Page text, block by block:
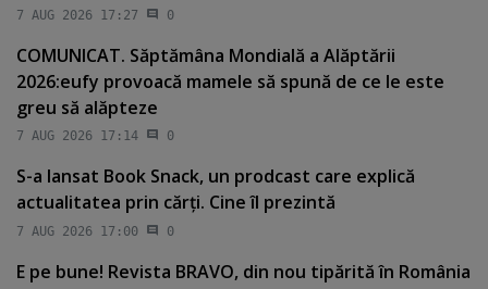
7 AUG 2026 17:27 0
COMUNICAT. Săptămâna Mondială a Alăptării
2026:eufy provoacă mamele să spună de ce le este
greu să alăpteze
7 AUG 2026 17:14 0
S-a lansat Book Snack, un prodcast care explică
actualitatea prin cărţi. Cine îl prezintă
7 AUG 2026 17:00 0
E pe bune! Revista BRAVO, din nou tipărită în România